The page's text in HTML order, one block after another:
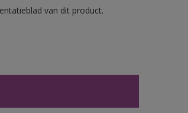
van dit product.